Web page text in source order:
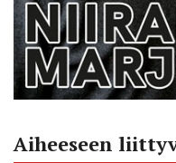
Aiheeseen